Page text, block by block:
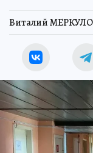
Виталий